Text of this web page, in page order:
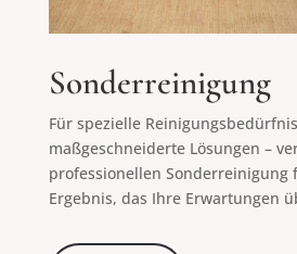
Sonderreinigung
Für spezielle
maßgeschneiderte Lösungen –
professionellen Sonderreinigung
Ergebnis, das Ihre Erwartungen